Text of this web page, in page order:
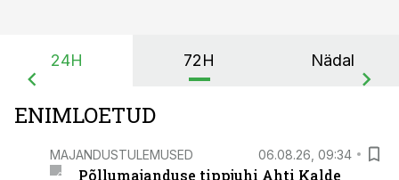
24H 72H Nädal
ENIMLOETUD
MAJANDUSTULEMUSED 06.08.26, 09:34
Põllumajanduse tippjuhi Ahti Kalde